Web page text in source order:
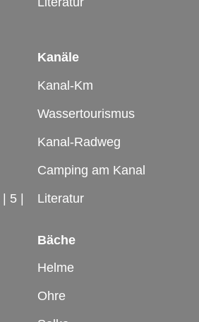
5
Kanäle
Kanal-Km
Wassertourismus
Kanal-Radweg
Camping am Kanal
Literatur
Bäche
Helme
Ohre